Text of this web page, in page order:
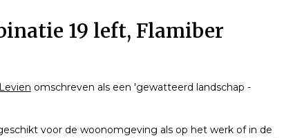
19 left, Flamiber
omschreven als een 'gewatteerd landschap -
voor de woonomgeving als op het werk of in de